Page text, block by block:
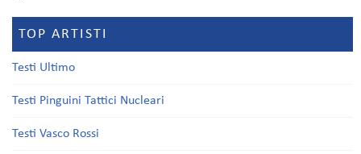
TOP ARTISTI
Testi Ultimo
Testi Pinguini Tattici Nucleari
Testi Vasco Rossi